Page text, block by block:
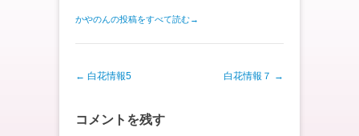
かやのんの投稿をすべて読む→
投稿ナビゲーション
← 白花情報5 白花情報７ →
コメントを残す